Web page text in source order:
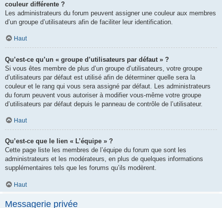
couleur différente ?
Les administrateurs du forum peuvent assigner une couleur aux membres
d’un groupe d’utilisateurs afin de faciliter leur identification.
Haut
Qu’est-ce qu’un « groupe d’utilisateurs par défaut » ?
Si vous êtes membre de plus d’un groupe d’utilisateurs, votre groupe
d’utilisateurs par défaut est utilisé afin de déterminer quelle sera la
couleur et le rang qui vous sera assigné par défaut. Les administrateurs
du forum peuvent vous autoriser à modifier vous-même votre groupe
d’utilisateurs par défaut depuis le panneau de contrôle de l’utilisateur.
Haut
Qu’est-ce que le lien « L’équipe » ?
Cette page liste les membres de l’équipe du forum que sont les
administrateurs et les modérateurs, en plus de quelques informations
supplémentaires tels que les forums qu’ils modèrent.
Haut
Messagerie privée